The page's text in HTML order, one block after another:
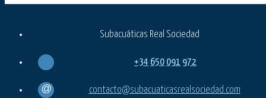
Subacuáticas Real Sociedad
+34 650 091 972
contacto@subacuaticasrealsociedad.com